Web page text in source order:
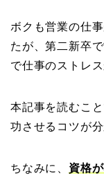
ボクも営業の仕
たが、第二新卒
で仕事のストレ
本記事を読むこ
功させるコツが分
ちなみに、 資格